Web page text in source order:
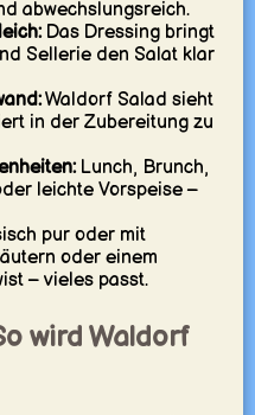
abwechslungsreich.
Das Dressing bringt
Sellerie den Salat klar
Waldorf Salad sieht
in der Zubereitung zu
Lunch, Brunch,
leichte Vorspeise –
pur oder mit
oder einem
– vieles passt.
wird Waldorf